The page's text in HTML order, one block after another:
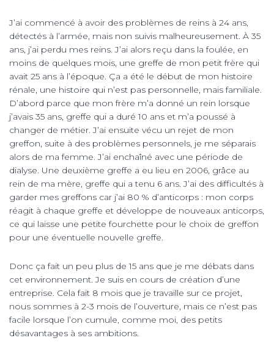
J’ai commencé à avoir des problèmes de reins à 24 ans,
détectés à l’armée, mais non suivis malheureusement. À 35
ans, j’ai perdu mes reins. J’ai alors reçu dans la foulée, en
moins de quelques mois, une greffe de mon petit frère qui
avait 25 ans à l’époque. Ça a été le début de mon histoire
rénale, une histoire qui n’est pas personnelle, mais familiale.
D’abord parce que mon frère m’a donné un rein lorsque
j’avais 35 ans, greffe qui a duré 10 ans et m’a poussé à
changer de métier. J’ai ensuite vécu un rejet de mon
greffon, suite à des problèmes personnels, je me séparais
alors de ma femme. J’ai enchaîné avec une période de
dialyse. Une deuxième greffe a eu lieu en 2006, grâce au
rein de ma mère, greffe qui a tenu 6 ans. J’ai des difficultés à
garder mes greffons car j’ai 80 % d’anticorps : mon corps
réagit à chaque greffe et développe de nouveaux anticorps,
ce qui laisse une petite fourchette pour le choix de greffon
pour une éventuelle nouvelle greffe.
Donc ça fait un peu plus de 15 ans que je me débats dans
cet environnement. Je suis en cours de création d’une
entreprise. Cela fait 8 mois que je travaille sur ce projet,
nous sommes à 2-3 mois de l’ouverture, mais ce n’est pas
facile lorsque l’on cumule, comme moi, des petits
désavantages à ses ambitions.